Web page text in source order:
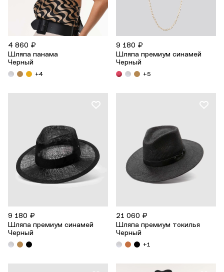
4 860 ₽
Шляпа панама
Черный
+4
9 180 ₽
Шляпа премиум синамей
Черный
+5
9 180 ₽
Шляпа премиум синамей
Черный
21 060 ₽
Шляпа премиум токилья
Черный
+1